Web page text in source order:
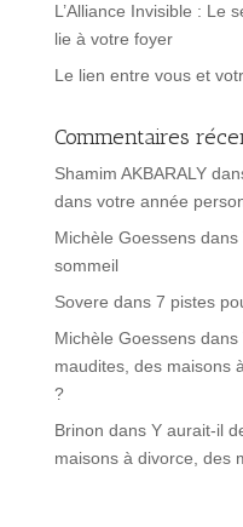
L’Alliance Invisible : Le
lie à votre foyer
Le lien entre vous et
Commentaires
Shamim AKBARALY
dans votre année
Michèle Goessensdans
sommeil
Sovere dans 7 pistes
Michèle Goessensdans
maudites, des maisons
?
Brinon dans Y aurait-il
maisons à divorce, des